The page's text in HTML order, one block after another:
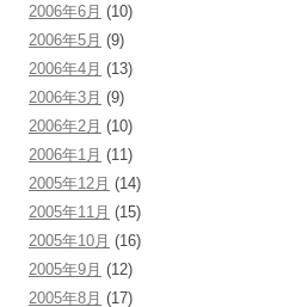
2006年6月 (10)
2006年5月 (9)
2006年4月 (13)
2006年3月 (9)
2006年2月 (10)
2006年1月 (11)
2005年12月 (14)
2005年11月 (15)
2005年10月 (16)
2005年9月 (12)
2005年8月 (17)